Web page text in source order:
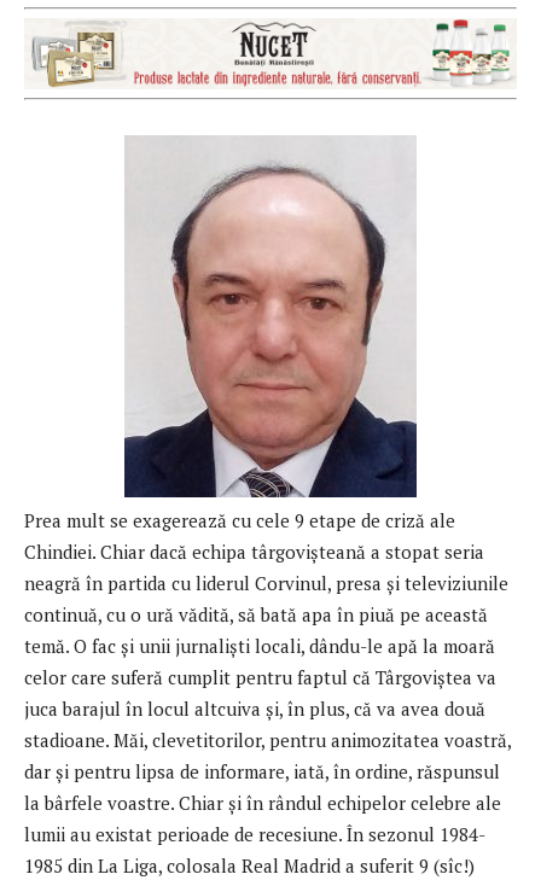
Prea mult se exagerează cu cele 9 etape de criză ale
Chindiei. Chiar dacă echipa târgovișteană a stopat seria
neagră în partida cu liderul Corvinul, presa și televiziunile
continuă, cu o ură vădită, să bată apa în piuă pe această
temă. O fac și unii jurnaliști locali, dându-le apă la moară
celor care suferă cumplit pentru faptul că Târgoviștea va
juca barajul în locul altcuiva și, în plus, că va avea două
stadioane. Măi, clevetitorilor, pentru animozitatea voastră,
dar și pentru lipsa de informare, iată, în ordine, răspunsul
la bârfele voastre. Chiar și în rândul echipelor celebre ale
lumii au existat perioade de recesiune. În sezonul 1984-
1985 din La Liga, colosala Real Madrid a suferit 9 (sîc!)